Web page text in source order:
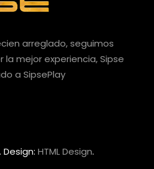
arreglado, seguimos
mejor experiencia, Sipse
a SipsePlay
HTML Design.